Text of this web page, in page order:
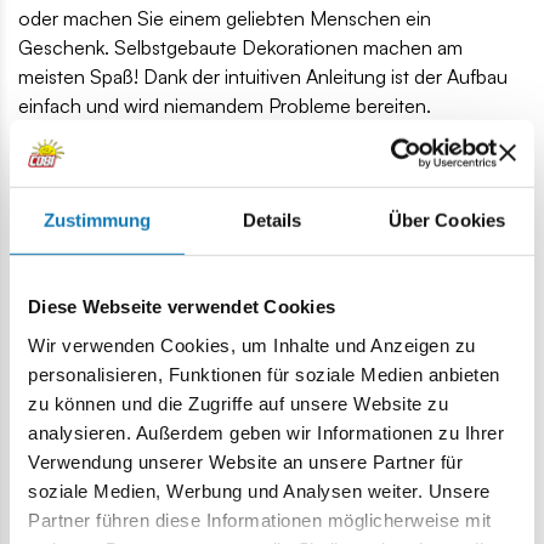
Zustimmung Details Über Cookies
Diese Webseite verwendet Cookies
Wir verwenden Cookies, um Inhalte und Anzeigen zu
personalisieren, Funktionen für soziale Medien anbieten
zu können und die Zugriffe auf unsere Website zu
analysieren. Außerdem geben wir Informationen zu Ihrer
Verwendung unserer Website an unsere Partner für
soziale Medien, Werbung und Analysen weiter. Unsere
Partner führen diese Informationen möglicherweise mit
oder machen Sie einem geliebten Menschen ein
Geschenk. Selbstgebaute Dekorationen machen am
meisten Spaß! Dank der intuitiven Anleitung ist der Aufbau
einfach und wird niemandem Probleme bereiten.
51 hochwertige Elemente,
Produziert in der EU von einem Unternehmen mit über
35-jähriger Tradition,
Marken,
Zeichnungen und Symbolen,
Dekorationsmaße (L x H): 5 cm (2 Zoll) x 7 cm (2,8 Zoll)
Lokalizacja produktu:
Homepage Outlet Christbaumschmuck -